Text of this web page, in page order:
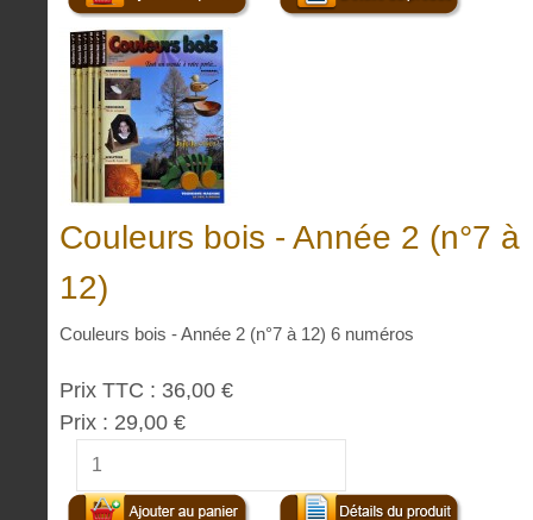
Couleurs bois - Année 2 (n°7 à
12)
Couleurs bois - Année 2 (n°7 à 12) 6 numéros
Prix TTC : 36,00 €
Prix : 29,00 €